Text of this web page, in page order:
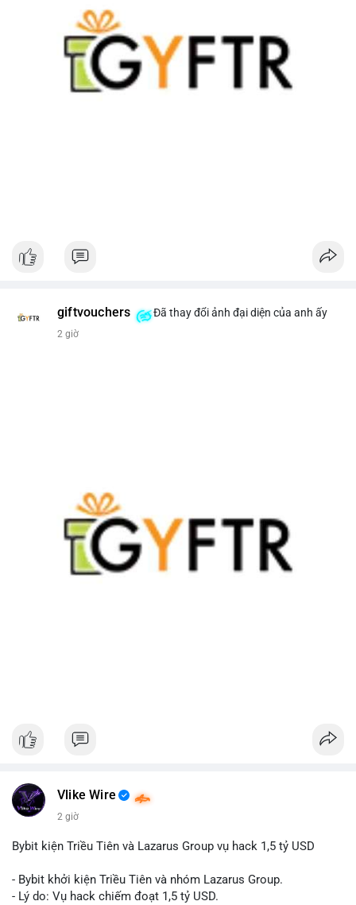
giftvouchers Đã thay đổi ảnh đại diện của anh ấy
2 giờ
Vlike Wire
2 giờ
Bybit kiện Triều Tiên và Lazarus Group vụ hack 1,5 tỷ USD
- Bybit khởi kiện Triều Tiên và nhóm Lazarus Group.
- Lý do: Vụ hack chiếm đoạt 1,5 tỷ USD.